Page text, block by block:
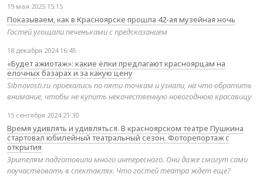
19 мая 2025 15:15
Показываем, как в Красноярске прошла 42-ая музейная ночь
Гостей угощали печеньками с предсказанием
18 декабря 2024 16:45
«Будет ажиотаж»: какие елки предлагают красноярцам на
елочных базарах и за какую цену
Sibnovosti.ru проехались по пяти точкам и узнали, на что обратить
внимание, чтобы не купить некачественную новогоднюю красавицу
15 сентября 2024 21:30
Время удивлять и удивляться. В красноярском театре Пушкина
стартовал юбилейный театральный сезон. Фоторепортаж с
открытия
Зрителям подготовили много интересного. Они даже смогут сами
поучаствовать в спектаклях. Что гостей театра ждет еще?